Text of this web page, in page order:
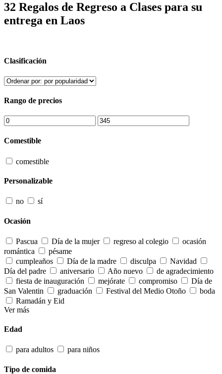
32 Regalos de Regreso a Clases para su
entrega en Laos
Clasificación
Rango de precios
Comestible
comestible
Personalizable
no sí
Ocasión
Pascua Día de la mujer regreso al colegio
ocasión
romántica
pésame
cumpleaños
Día de la madre disculpa
Navidad
Día del padre
aniversario Año nuevo
de agradecimiento
fiesta de inauguración
mejórate compromiso
Día de
San Valentin
graduación Festival del Medio Otoño
boda
Ramadán y Eid
Ver más
Edad
para adultos para niños
Tipo de comida